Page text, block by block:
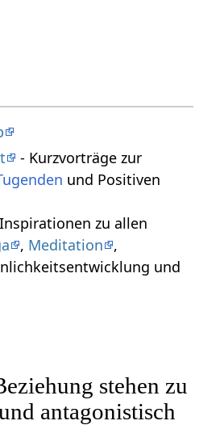
- Kurzvorträge zur
und Positiven
zu allen
, Meditation
,
und
stehen zu
antagonistisch